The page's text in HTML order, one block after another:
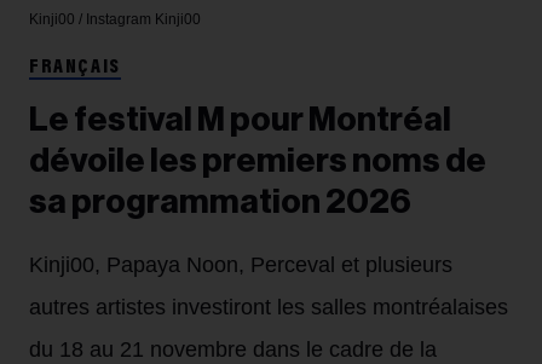
Kinji00 / Instagram Kinji00
FRANÇAIS
Le festival M pour Montréal
dévoile les premiers noms de
sa programmation 2026
Kinji00, Papaya Noon, Perceval et plusieurs
autres artistes investiront les salles montréalaises
du 18 au 21 novembre dans le cadre de la